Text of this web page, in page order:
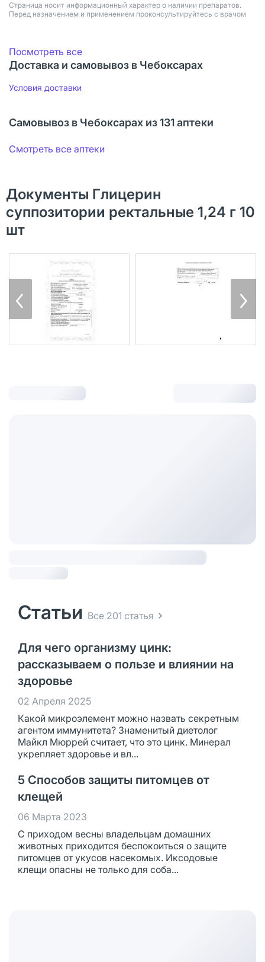
Страница носит информационный характер о наличии препаратов.
Перед назначением и применением проконсультируйтесь с врачом
Посмотреть все
Доставка и самовывоз в Чебоксарах
Условия доставки
Самовывоз в Чебоксарах из 131 аптеки
Смотреть все аптеки
Документы Глицерин
суппозитории ректальные 1,24 г 10
шт
Статьи Все 201 статья
Для чего организму цинк:
рассказываем о пользе и влиянии на
здоровье
02 Апреля 2025
Какой микроэлемент можно назвать секретным
агентом иммунитета? Знаменитый диетолог
Майкл Мюррей считает, что это цинк. Минерал
укрепляет здоровье и вл...
5 Способов защиты питомцев от
клещей
06 Марта 2023
С приходом весны владельцам домашних
животных приходится беспокоиться о защите
питомцев от укусов насекомых. Иксодовые
клещи опасны не только для соба...